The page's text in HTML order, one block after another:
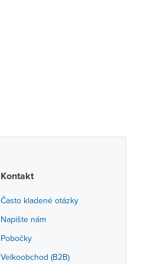
Kontakt
Často kladené otázky
Napište nám
Pobočky
Velkoobchod (B2B)